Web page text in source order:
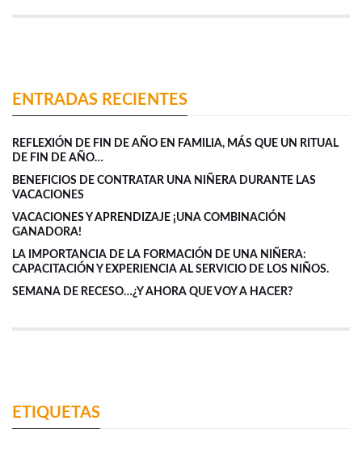
ENTRADAS RECIENTES
REFLEXIÓN DE FIN DE AÑO EN FAMILIA, MÁS QUE UN RITUAL
DE FIN DE AÑO…
BENEFICIOS DE CONTRATAR UNA NIÑERA DURANTE LAS
VACACIONES
VACACIONES Y APRENDIZAJE ¡UNA COMBINACIÓN
GANADORA!
LA IMPORTANCIA DE LA FORMACIÓN DE UNA NIÑERA:
CAPACITACIÓN Y EXPERIENCIA AL SERVICIO DE LOS NIÑOS.
SEMANA DE RECESO…¿Y AHORA QUE VOY A HACER?
ETIQUETAS